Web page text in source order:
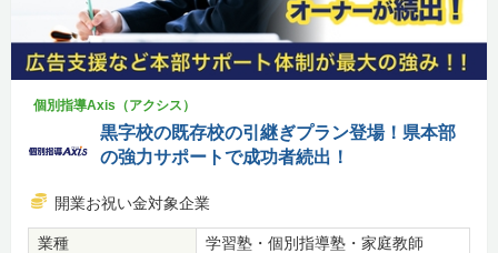
個別指導Axis（アクシス）
黒字校の既存校の引継ぎプラン登場！県本部
の強力サポートで成功者続出！
開業お祝い金対象企業
業種
学習塾・個別指導塾・家庭教師